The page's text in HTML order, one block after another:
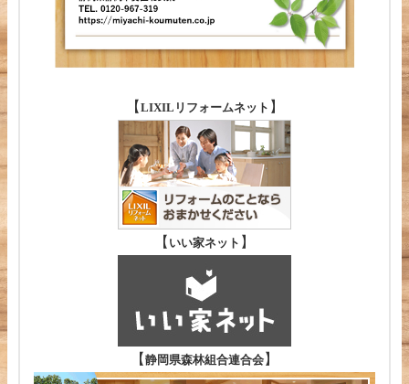
【 LIXILリフォームネット 】
【 いい家ネット 】
【 静岡県森林組合連合会 】